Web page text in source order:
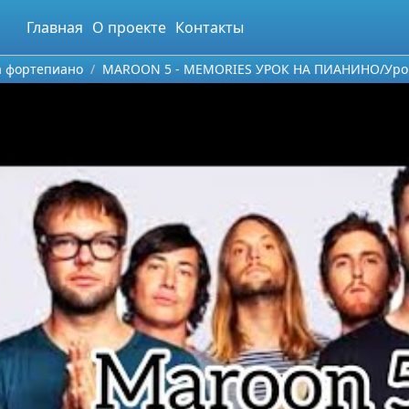
Главная О проекте Контакты
фортепиано MAROON 5 - MEMORIES УРОК НА ПИАНИНО/